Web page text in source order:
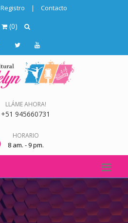
Registro | Contacto
(0)
LLÁME AHORA!
+51 945660731
HORARIO
8 am. - 9 pm.